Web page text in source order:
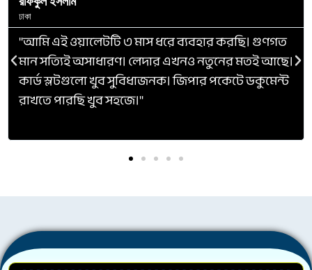
ঢাকা
"আমি এই ওয়ালেটটি ৩ মাস ধরে ব্যবহার করছি। গুণগত
মান সত্যিই অসাধারণ। লেদার এখনও নতুনের মতই আছে।
কার্ড স্লটগুলো খুব সুবিধাজনক। জিপার পকেটে ডকুমেন্ট
রাখতে পারছি খুব সহজে।"